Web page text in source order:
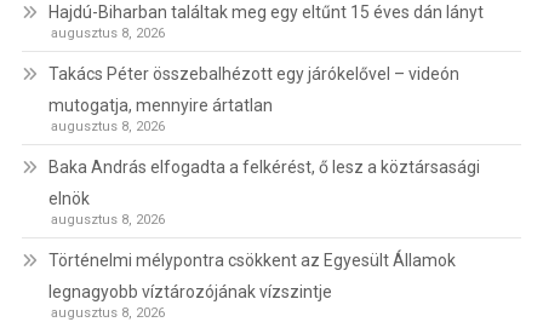
Hajdú-Biharban találtak meg egy eltűnt 15 éves dán lányt
augusztus 8, 2026
Takács Péter összebalhézott egy járókelővel – videón
mutogatja, mennyire ártatlan
augusztus 8, 2026
Baka András elfogadta a felkérést, ő lesz a köztársasági
elnök
augusztus 8, 2026
Történelmi mélypontra csökkent az Egyesült Államok
legnagyobb víztározójának vízszintje
augusztus 8, 2026